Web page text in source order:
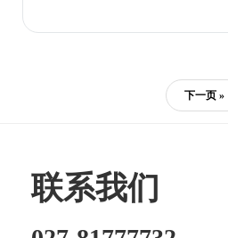
下一页 »
联系我们